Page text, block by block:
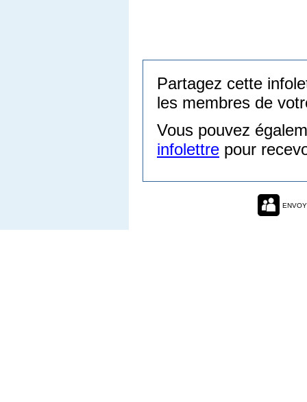
Partagez cette
les membres de
Vous pouvez
infolettre pour